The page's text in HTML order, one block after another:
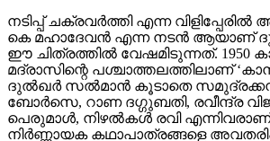
നടിപ്പ് ചക്രവര്‍ത്തി എന്ന വിളിപ്പേരില്‍
കെ മഹാദേവന്‍ എന്ന നടന്‍ ആയാണ്
ഈ ചിത്രത്തില്‍ വേഷമിടുന്നത്. 1950
മദ്രാസിന്റെ പശ്ചാത്തലത്തിലാണ്
ദുല്‍ഖര്‍ സല്‍മാന്‍ കൂടാതെ
ബോര്‍സെ, റാണ ദഗ്ഗുബതി, രവീന്ദ്ര
പെരുമാള്‍, നിഴല്‍കള്‍ രവി എന്നിവരാണ്
നിര്‍ണ്ണായക കഥാപാത്രങ്ങളെ